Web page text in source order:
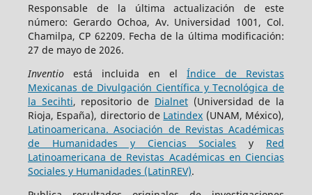
Responsable de la última actualización de este
número: Gerardo Ochoa, Av. Universidad 1001, Col.
Chamilpa, CP 62209. Fecha de la última modificación:
27 de mayo de 2026.
Inventioestá incluida en elÍndice de Revistas
Mexicanas de Divulgación Científica y Tecnológica de
la Secihti, repositorio de Dialnet(Universidad de la
Rioja, España), directorio de Latindex (UNAM, México),
Latinoamericana. Asociación de Revistas Académicas
de Humanidades y Ciencias Sociales y Red
Latinoamericana de Revistas Académicas en Ciencias
Sociales y Humanidades (LatinREV).